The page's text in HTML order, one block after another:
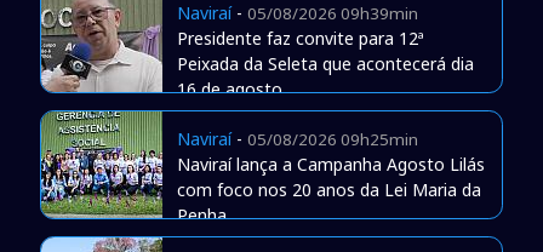
Naviraí- 05/08/2026 09h39min
Presidente faz convite para 12ª
Peixada da Seleta que acontecerá dia
16 de agosto
Naviraí- 05/08/2026 09h25min
Naviraí lança a Campanha Agosto Lilás
com foco nos 20 anos da Lei Maria da
Penha